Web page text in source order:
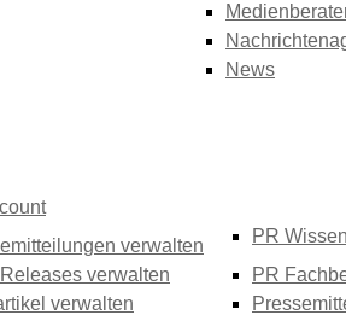
News
verwalten
verwalten
verwalten
PR
PR